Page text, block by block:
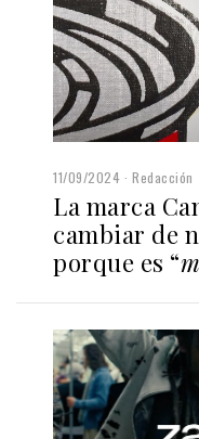
11/09/2024 Redacción
La marca
cambiar de
porque es “